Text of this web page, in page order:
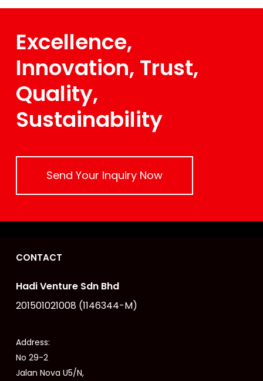
Excellence,
Innovation, Trust,
Quality,
Sustainability
Send Your Inquiry Now
CONTACT
Hadi Venture Sdn Bhd
201501021008 (1146344-M)
Address:
No 29-2
Jalan Nova U5/N,